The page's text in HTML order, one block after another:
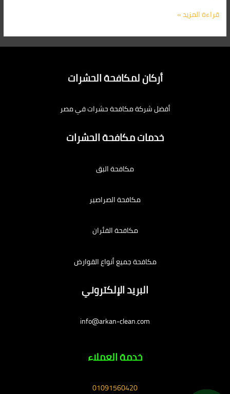
قراءة المزيد »
أركان لمكافحة الحشرات
أفضل شركة مكافحة حشرات في مصر
خدمات مكافحة الحشرات
مكافحة البق
مكافحة الصراصير
مكافحة الفئران
مكافحة جميع أنواع القوارض
البريد الإلكتروني
info@arkan-clean.com
خدمة العملاء
01091560420